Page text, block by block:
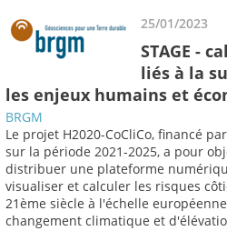
25/01/2023
STAGE -
liés à la
les enjeux humains et
BRGM
Le projet H2020-CoCliCo, financé
sur la période 2021-2025, a pour
distribuer une plateforme
visualiser et calculer les risques
21ème siècle à l'échelle
changement climatique et